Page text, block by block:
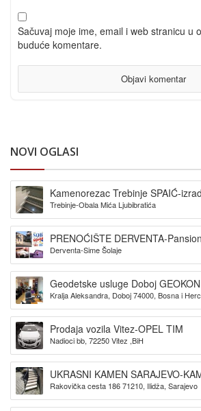
Sačuvaj moje ime, email i web stranicu u
buduće komentare.
NOVI OGLASI
Kamenorezac Trebinje SPAIĆ-
Trebinje-Obala Mića Ljubibratića
PRENOĆIŠTE DERVENTA-
Derventa-Sime Šolaje
Geodetske usluge Doboj
Kralja Aleksandra, Doboj 74000, Bosna i
Prodaja vozila Vitez-OPEL TIM
Nadioci bb, 72250 Vitez ,BiH
UKRASNI KAMEN SARAJEVO-
SARAJEVO
Rakovička cesta 186 71210, Ilidža, Sarajevo